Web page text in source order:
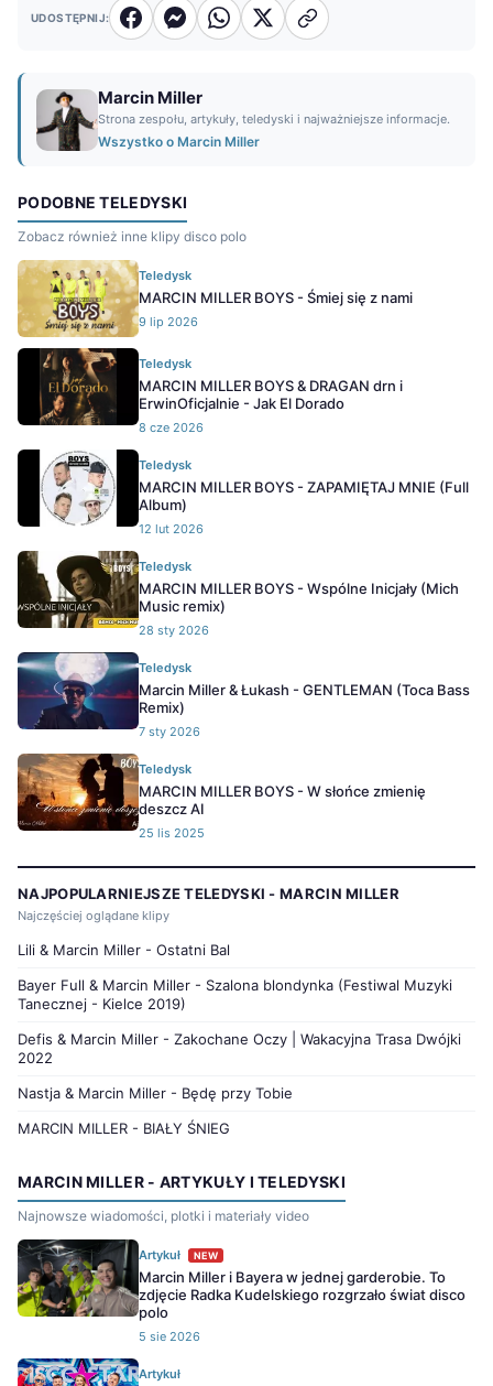
UDOSTĘPNIJ:
Marcin Miller
Strona zespołu, artykuły, teledyski i najważniejsze informacje.
Wszystko o Marcin Miller
PODOBNE TELEDYSKI
Zobacz również inne klipy disco polo
Teledysk
MARCIN MILLER BOYS - Śmiej się z nami
9 lip 2026
Teledysk
MARCIN MILLER BOYS & DRAGAN drn i
ErwinOficjalnie - Jak El Dorado
8 cze 2026
Teledysk
MARCIN MILLER BOYS - ZAPAMIĘTAJ MNIE (Full
Album)
12 lut 2026
Teledysk
MARCIN MILLER BOYS - Wspólne Inicjały (Mich
Music remix)
28 sty 2026
Teledysk
Marcin Miller & Łukash - GENTLEMAN (Toca Bass
Remix)
7 sty 2026
Teledysk
MARCIN MILLER BOYS - W słońce zmienię
deszcz AI
25 lis 2025
NAJPOPULARNIEJSZE TELEDYSKI - MARCIN MILLER
Najczęściej oglądane klipy
Lili & Marcin Miller - Ostatni Bal
Bayer Full & Marcin Miller - Szalona blondynka (Festiwal Muzyki
Tanecznej - Kielce 2019)
Defis & Marcin Miller - Zakochane Oczy | Wakacyjna Trasa Dwójki
2022
Nastja & Marcin Miller - Będę przy Tobie
MARCIN MILLER - BIAŁY ŚNIEG
MARCIN MILLER - ARTYKUŁY I TELEDYSKI
Najnowsze wiadomości, plotki i materiały video
Artykuł NEW
Marcin Miller i Bayera w jednej garderobie. To
zdjęcie Radka Kudelskiego rozgrzało świat disco
polo
5 sie 2026
Artykuł